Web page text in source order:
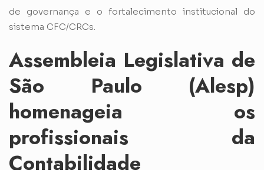
de governança e o fortalecimento institucional do
sistema CFC/CRCs.
Assembleia Legislativa de
São Paulo (Alesp)
homenageia os
profissionais da
Contabilidade